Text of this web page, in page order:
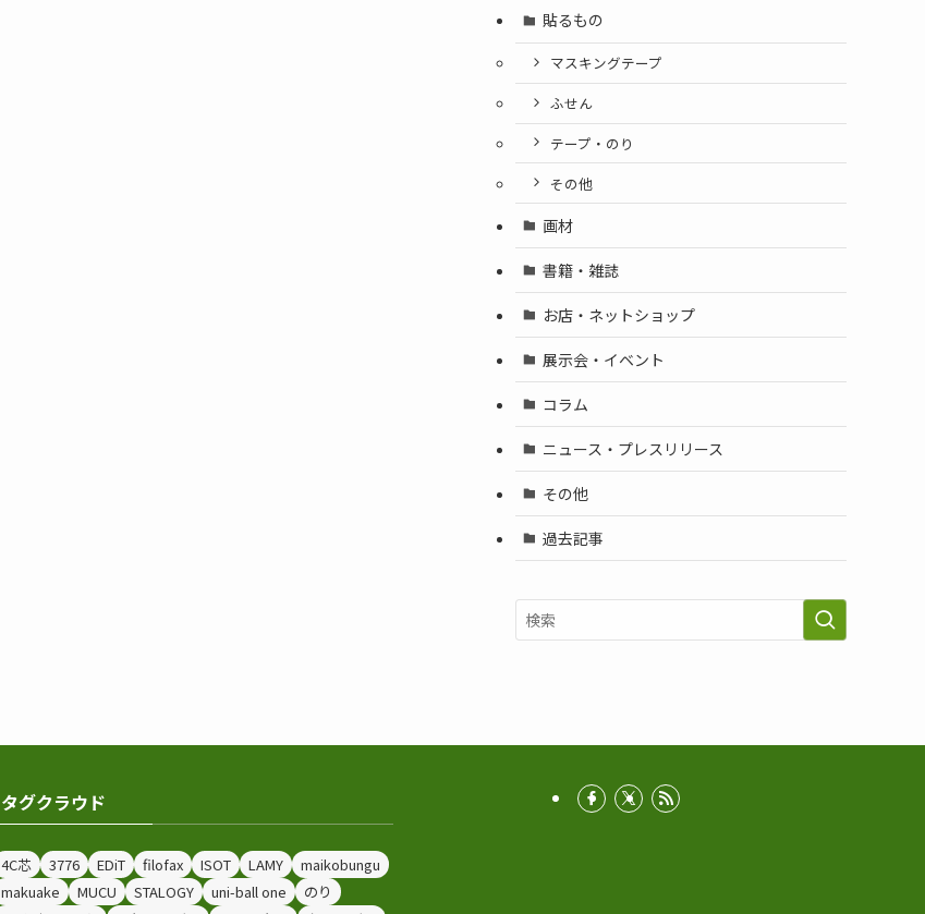
貼るもの
マスキングテープ
ふせん
テープ・のり
その他
画材
書籍・雑誌
お店・ネットショップ
展示会・イベント
コラム
ニュース・プレスリリース
その他
過去記事
タグクラウド
4C芯 3776 EDiT filofax ISOT LAMY
maikobungu
makuake
MUCU STALOGY uni-ball one
のり